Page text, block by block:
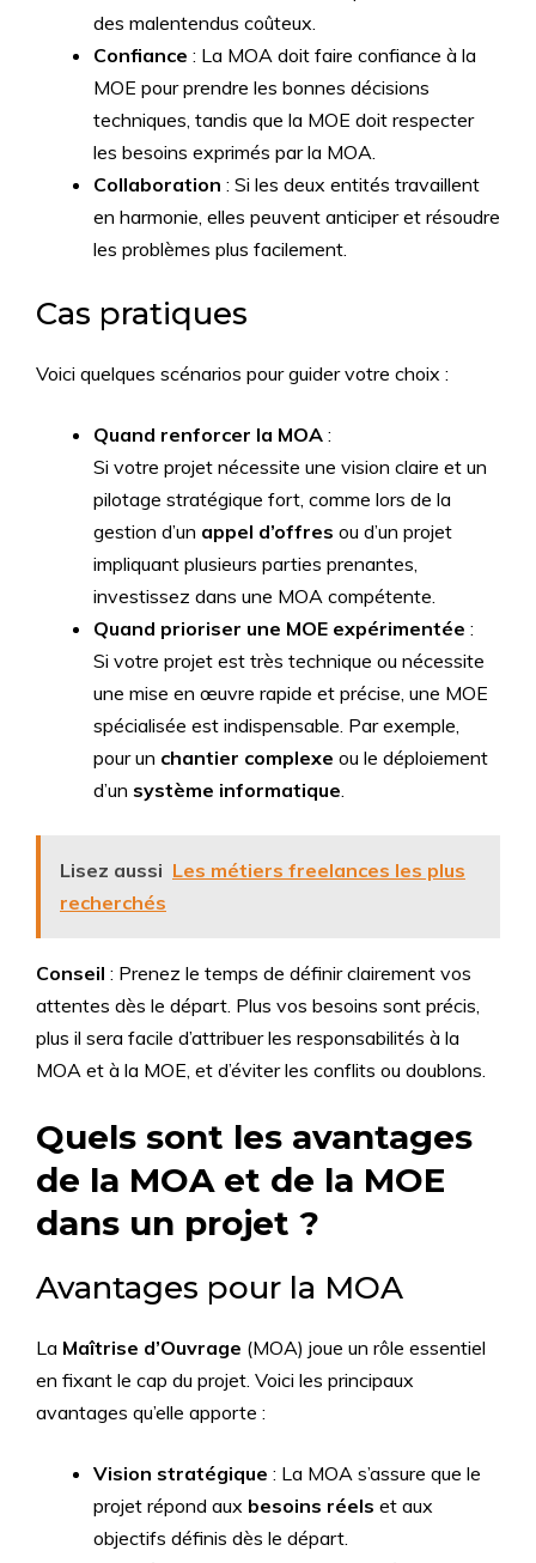
des malentendus coûteux.
Confiance : La MOA doit faire confiance à la
MOE pour prendre les bonnes décisions
techniques, tandis que la MOE doit respecter
les besoins exprimés par la MOA.
Collaboration : Si les deux entités travaillent
en harmonie, elles peuvent anticiper et résoudre
les problèmes plus facilement.
Cas pratiques
Voici quelques scénarios pour guider votre choix :
Quand renforcer la MOA :
Si votre projet nécessite une vision claire et un
pilotage stratégique fort, comme lors de la
gestion d’un appel d’offres ou d’un projet
impliquant plusieurs parties prenantes,
investissez dans une MOA compétente.
Quand prioriser une MOE expérimentée :
Si votre projet est très technique ou nécessite
une mise en œuvre rapide et précise, une MOE
spécialisée est indispensable. Par exemple,
pour un chantier complexe ou le déploiement
d’un système informatique.
Lisez aussi Les métiers freelances les plus
recherchés
Conseil : Prenez le temps de définir clairement vos
attentes dès le départ. Plus vos besoins sont précis,
plus il sera facile d’attribuer les responsabilités à la
MOA et à la MOE, et d’éviter les conflits ou doublons.
Quels sont les avantages
de la MOA et de la MOE
dans un projet ?
Avantages pour la MOA
La Maîtrise d’Ouvrage (MOA) joue un rôle essentiel
en fixant le cap du projet. Voici les principaux
avantages qu’elle apporte :
Vision stratégique : La MOA s’assure que le
projet répond aux besoins réels et aux
objectifs définis dès le départ.